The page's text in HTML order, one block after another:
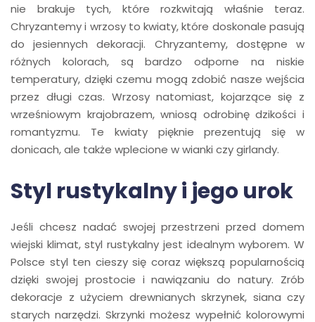
nie brakuje tych, które rozkwitają właśnie teraz.
Chryzantemy i wrzosy to kwiaty, które doskonale pasują
do jesiennych dekoracji. Chryzantemy, dostępne w
różnych kolorach, są bardzo odporne na niskie
temperatury, dzięki czemu mogą zdobić nasze wejścia
przez długi czas. Wrzosy natomiast, kojarzące się z
wrześniowym krajobrazem, wniosą odrobinę dzikości i
romantyzmu. Te kwiaty pięknie prezentują się w
donicach, ale także wplecione w wianki czy girlandy.
Styl rustykalny i jego urok
Jeśli chcesz nadać swojej przestrzeni przed domem
wiejski klimat, styl rustykalny jest idealnym wyborem. W
Polsce styl ten cieszy się coraz większą popularnością
dzięki swojej prostocie i nawiązaniu do natury. Zrób
dekoracje z użyciem drewnianych skrzynek, siana czy
starych narzędzi. Skrzynki możesz wypełnić kolorowymi